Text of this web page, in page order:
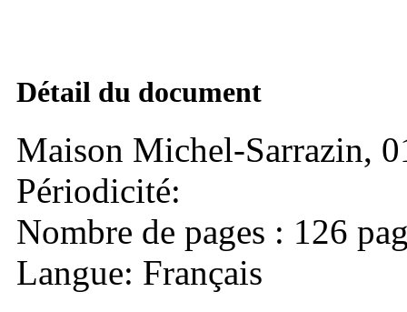
Détail du document
Maison Michel-Sarrazin,
Périodicité:
Nombre de pages : 126
Langue: Français